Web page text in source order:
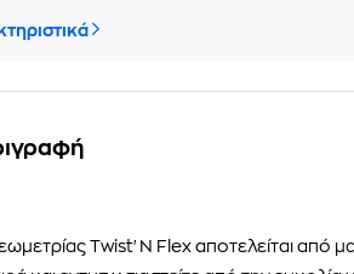
Twist'N Flex αποτελείται από